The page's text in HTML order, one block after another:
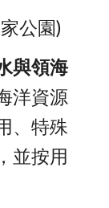
公園)
與領海
洋資源
、特殊
並按用